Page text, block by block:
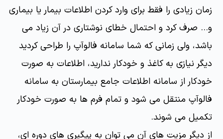
زمان زیادی را فقط برای وارد کردن اطلاعات بیمار یا بیماری
و... صرف کرد و احتمال خطای نوشتاری در آن زیاد می
باشد، ولی زمانی که شما سامانه فالوآپ را طراحی کردید
دیگر نیازی به کاغذ و خودکار ندارید، اطلاعات به صورت
خودکار از سامانه اطلاعات جامع بیمارستان به سامانه
فالوآپ منتقل می شود و تمام فرم ها به صورت خودکار
تکمیل می شوند.
از دیگر مزیت های آن می توان به پیگیری های دوره ای،